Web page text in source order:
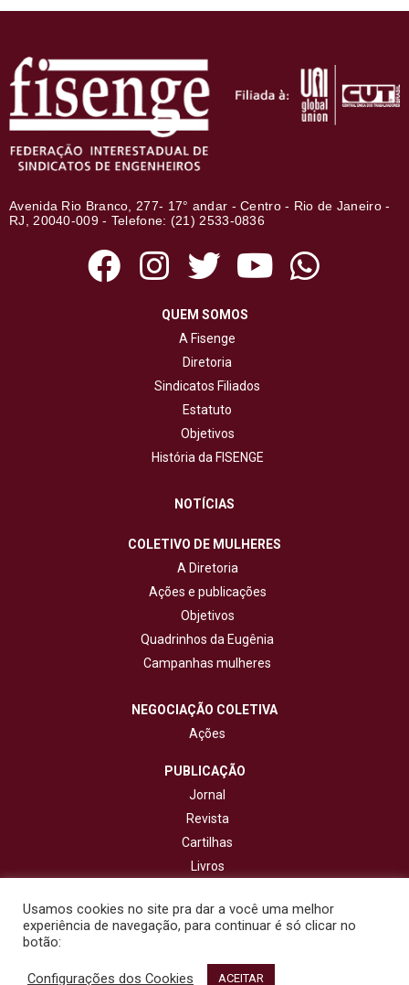
Avenida Rio Branco, 277- 17° andar - Centro - Rio de Janeiro -
RJ, 20040-009 - Telefone: (21) 2533-0836
QUEM SOMOS
A Fisenge
Diretoria
Sindicatos Filiados
Estatuto
Objetivos
História da FISENGE
NOTÍCIAS
COLETIVO DE MULHERES
A Diretoria
Ações e publicações
Objetivos
Quadrinhos da Eugênia
Campanhas mulheres
NEGOCIAÇÃO COLETIVA
Ações
PUBLICAÇÃO
Jornal
Revista
Cartilhas
Livros
CONTATO
© 2020 - Fisenge - Federação Interestadual de Sindicatos de
Usamos cookies no site pra dar a você uma melhor
experiência de navegação, para continuar é só clicar no
botão:
Configurações dos Cookies ACEITAR